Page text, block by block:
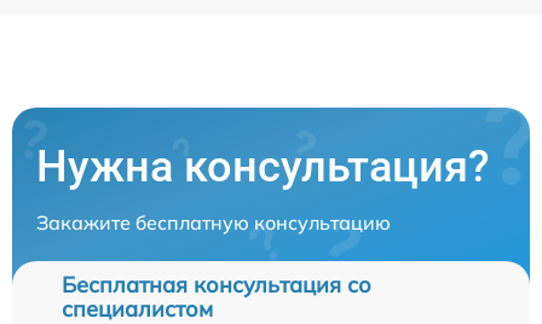
Нужна консультация?
Закажите бесплатную консультацию
Бесплатная консультация со
специалистом